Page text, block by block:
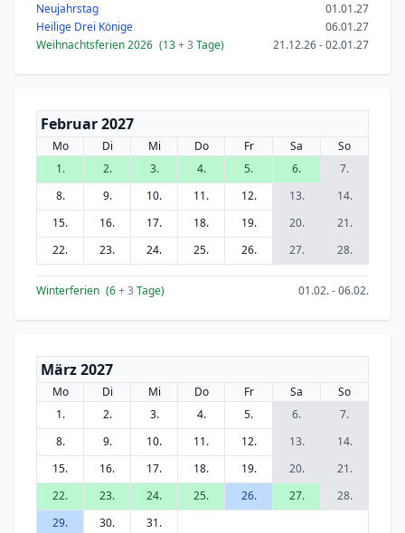
Neujahrstag
01.01.27
Heilige Drei Könige
06.01.27
Weihnachtsferien 2026 (13+ 3 Tage) 21.12.26 - 02.01.27
Februar 2027
Mo Di Mi Do Fr Sa
So
1.
2. 3. 4. 5. 6.
7.
8.
9. 10. 11. 12. 13.
14.
15.
16. 17. 18. 19. 20.
21.
22.
23. 24. 25. 26. 27. 28.
Winterferien (6+ 3 Tage) 01.02. - 06.02.
März 2027
Mo Di Mi Do Fr Sa
So
1.
2. 3. 4. 5. 6.
7.
8.
9. 10. 11. 12. 13.
14.
15.
16. 17. 18. 19. 20.
21.
22.
23. 24. 25. 26. 27.
28.
29.
30. 31.